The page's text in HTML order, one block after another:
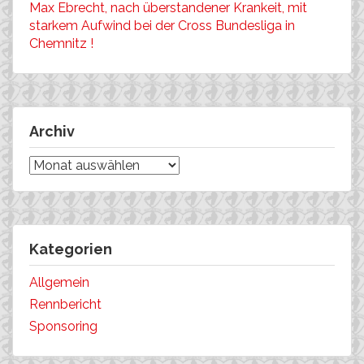
Max Ebrecht, nach überstandener Krankeit, mit
starkem Aufwind bei der Cross Bundesliga in
Chemnitz !
Archiv
Archiv
Kategorien
Allgemein
Rennbericht
Sponsoring